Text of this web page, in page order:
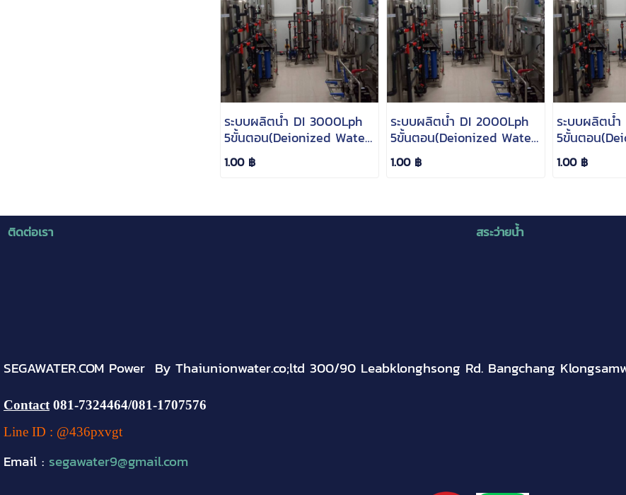
ระบบผลิตน้ำ DI 3000Lph
5ขั้นตอน(Deionized Water
Filter)
1.00 ฿
ระบบผลิตน้ำ DI 2000Lph
5ขั้นตอน(Deionized Water
Filter)
1.00 ฿
ระบบผลิตน้
5ขั้นตอน
Filter)
1.00 ฿
ติดต่อเรา สระว่ายน้ำ
SEGAWATER.COM Power By Thaiunionwater.co;ltd 300/90 Leabklonghsong Rd. Bangchang
Contact 081-7324464/081-1707576
Line ID : @436pxvgt
Email : segawater9@gmail.com